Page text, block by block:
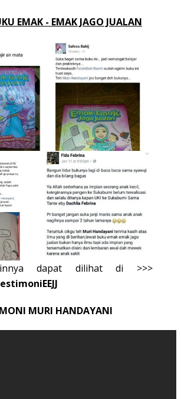
EMAK - EMAK JAGO JUALAN
dapat dilihat di >>>
MURI HANDAYANI